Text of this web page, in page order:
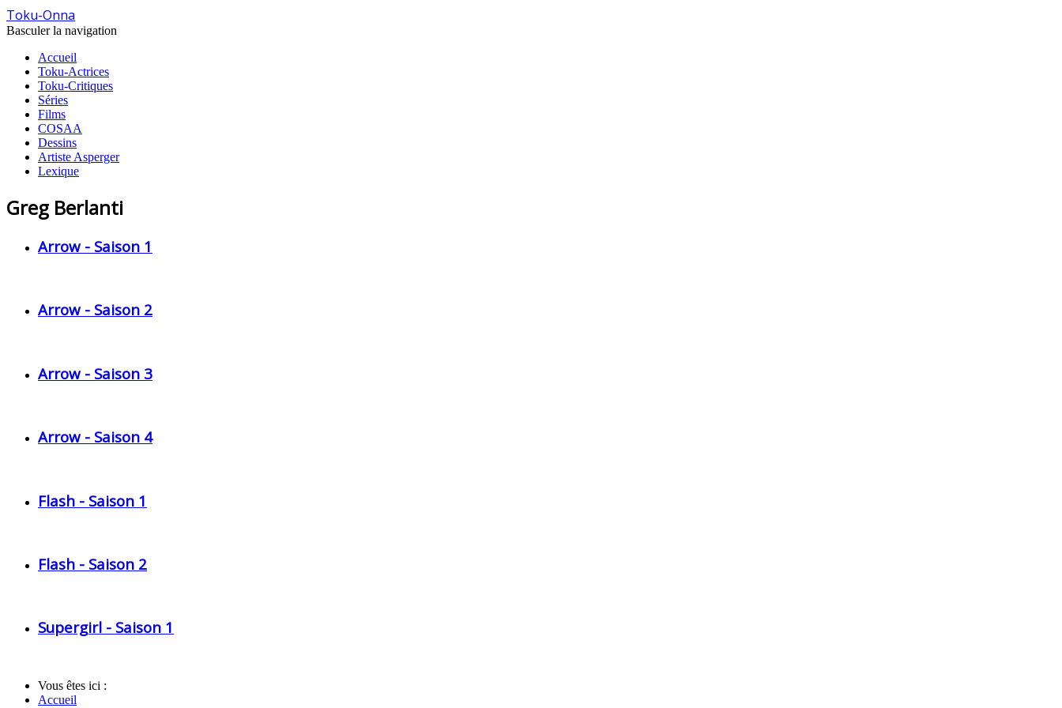
Toku-Onna
Basculer la navigation
Accueil
Toku-Actrices
Toku-Critiques
Séries
Films
COSAA
Dessins
Artiste Asperger
Lexique
Greg Berlanti
Arrow - Saison 1
Arrow - Saison 2
Arrow - Saison 3
Arrow - Saison 4
Flash - Saison 1
Flash - Saison 2
Supergirl - Saison 1
Vous êtes ici :
Accueil